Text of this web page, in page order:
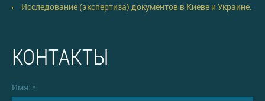
Исследование (экспертиза) документов в Киеве и Украине.
КОНТАКТЫ
Имя: *